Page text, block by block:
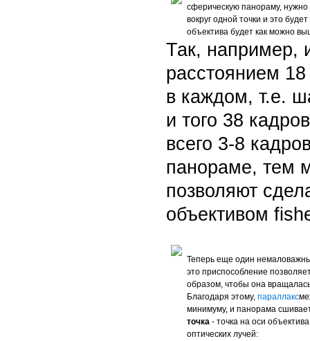
сферическую панораму,
вокруг одной точки и это
объектива будет как можно
Так, например,
расстоянием
в каждом, т.е.
и того 38
всего 3-8
панораме, тем
позволяют
объективом
Теперь еще один
это приспособление
образом, чтобы она вращалась
Благодаря этому, параллакс
минимуму, и панорама
точка - точка на оси
оптических лучей: